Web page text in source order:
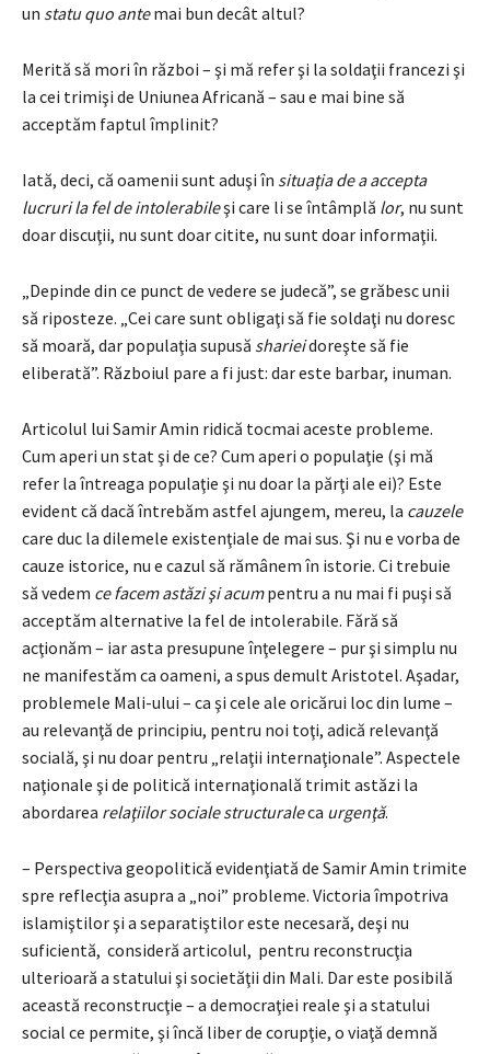
un statu quo antemai bun decât altul?
Merită să mori în război – şi mă refer şi la soldaţii francezi şi
la cei trimişi de Uniunea Africană – sau e mai bine să
acceptăm faptul împlinit?
Iată, deci, că oamenii sunt aduşi în situaţia de a accepta
lucruri la fel de intolerabileşi care li se întâmplă lor, nu sunt
doar discuţii, nu sunt doar citite, nu sunt doar informaţii.
„Depinde din ce punct de vedere se judecă”, se grăbesc unii
să riposteze. „Cei care sunt obligaţi să fie soldaţi nu doresc
să moară, dar populaţia supusă sharieidoreşte să fie
eliberată”. Războiul pare a fi just: dar este barbar, inuman.
Articolul lui Samir Amin ridică tocmai aceste probleme.
Cum aperi un stat şi de ce? Cum aperi o populaţie (şi mă
refer la întreaga populaţie şi nu doar la părţi ale ei)? Este
evident că dacă întrebăm astfel ajungem, mereu, la cauzele
care duc la dilemele existenţiale de mai sus. Şi nu e vorba de
cauze istorice, nu e cazul să rămânem în istorie. Ci trebuie
să vedem ce facem astăzi şi acumpentru a nu mai fi puşi să
acceptăm alternative la fel de intolerabile. Fără să
acţionăm – iar asta presupune înţelegere – pur şi simplu nu
ne manifestăm ca oameni, a spus demult Aristotel. Aşadar,
problemele Mali-ului – ca şi cele ale oricărui loc din lume –
au relevanţă de principiu, pentru noi toţi, adică relevanţă
socială, şi nu doar pentru „relaţii internaţionale”. Aspectele
naţionale şi de politică internaţională trimit astăzi la
abordarea relaţiilor sociale structuraleca urgenţă.
– Perspectiva geopolitică evidenţiată de Samir Amin trimite
spre reflecţia asupra a „noi” probleme. Victoria împotriva
islamiştilor şi a separatiştilor este necesară, deşi nu
suficientă, consideră articolul, pentru reconstrucţia
ulterioară a statului şi societăţii din Mali. Dar este posibilă
această reconstrucţie – a democraţiei reale şi a statului
social ce permite, şi încă liber de corupţie, o viaţă demnă